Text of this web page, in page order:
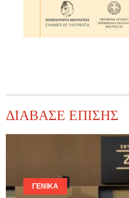
ΔΙΑΒΑΣΕ ΕΠΙΣΗΣ
ΓΕΝΙΚΆ